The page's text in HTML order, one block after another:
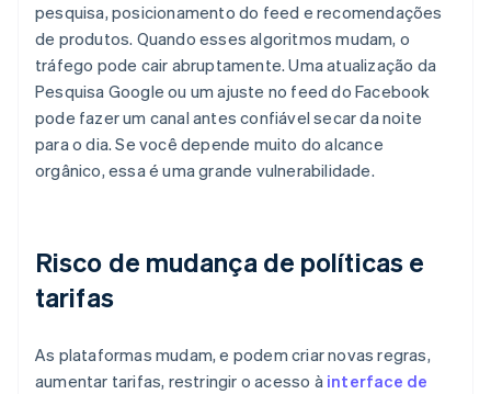
pesquisa, posicionamento do feed e recomendações
de produtos. Quando esses algoritmos mudam, o
tráfego pode cair abruptamente. Uma atualização da
Pesquisa Google ou um ajuste no feed do Facebook
pode fazer um canal antes confiável secar da noite
para o dia. Se você depende muito do alcance
orgânico, essa é uma grande vulnerabilidade.
Risco de mudança de políticas e
tarifas
As plataformas mudam, e podem criar novas regras,
aumentar tarifas, restringir o acesso à interface de